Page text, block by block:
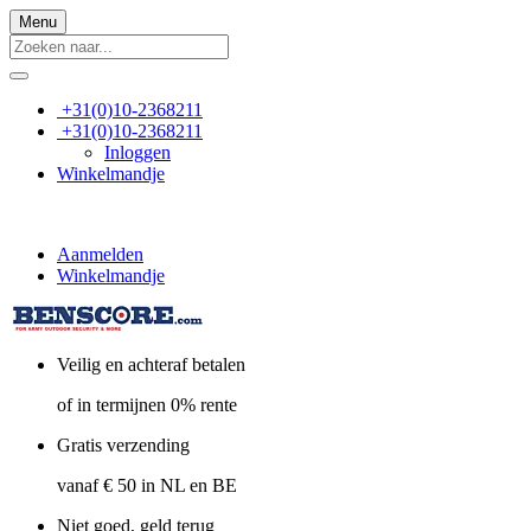
Menu
+31(0)10-2368211
+31(0)10-2368211
Inloggen
Winkelmandje
Aanmelden
Winkelmandje
Veilig en achteraf betalen
of in termijnen 0% rente
Gratis verzending
vanaf € 50 in NL en BE
Niet goed, geld terug